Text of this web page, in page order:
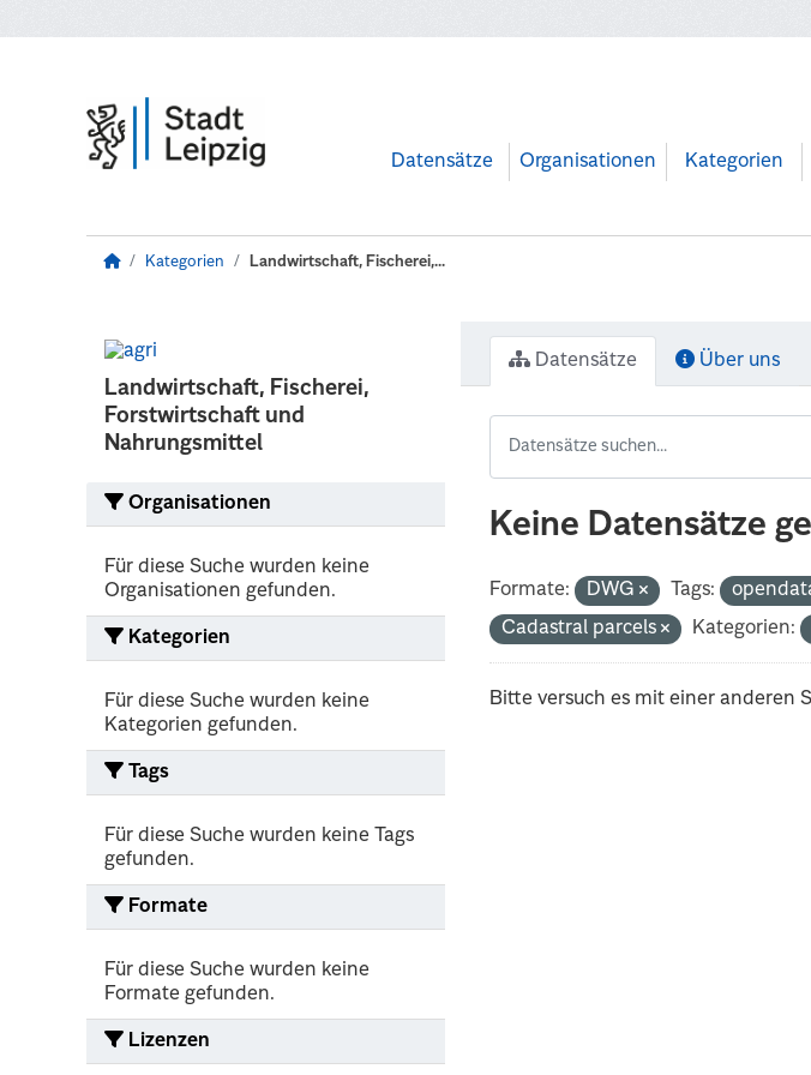
Datensätze Organisationen Kategorien
Kategorien Landwirtschaft, Fischerei,...
Landwirtschaft, Fischerei,
Forstwirtschaft und
Nahrungsmittel
Organisationen
Für diese Suche wurden keine
Organisationen gefunden.
Kategorien
Für diese Suche wurden keine
Kategorien gefunden.
Tags
Für diese Suche wurden keine Tags
gefunden.
Formate
Für diese Suche wurden keine
Formate gefunden.
Lizenzen
Datensätze Über uns
Keine Datensätze
Formate: DWG Tags:
Cadastral parcels
Kategorien:
Bitte versuch es mit einer anderen